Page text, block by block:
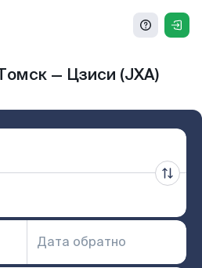
— Цзиси (JXA)